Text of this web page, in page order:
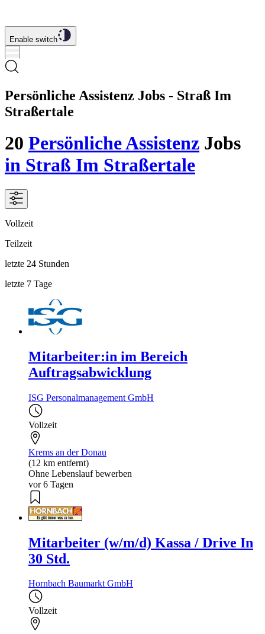
Enable switch
Persönliche Assistenz Jobs - Straß Im
Straßertale
20 Persönliche Assistenz Jobs
in Straß Im Straßertale
Vollzeit
Teilzeit
letzte 24 Stunden
letzte 7 Tage
Mitarbeiter:in im Bereich
Auftragsabwicklung
ISG Personalmanagement GmbH
Vollzeit
Krems an der Donau
(12 km entfernt)
Ohne Lebenslauf bewerben
vor 6 Tagen
Mitarbeiter (w/m/d) Kassa / Drive In
30 Std.
Hornbach Baumarkt GmbH
Vollzeit